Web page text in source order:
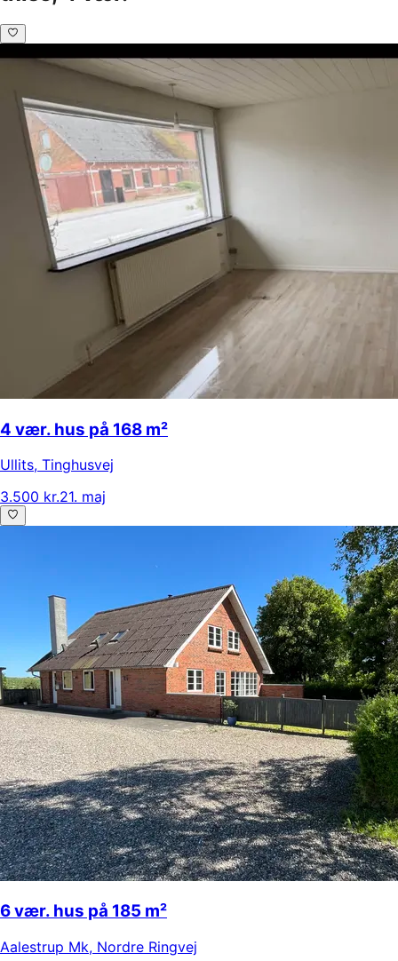
4 vær. hus på 168 m²
Ullits, Tinghusvej
3.500 kr.21. maj
6 vær. hus på 185 m²
Aalestrup Mk, Nordre Ringvej